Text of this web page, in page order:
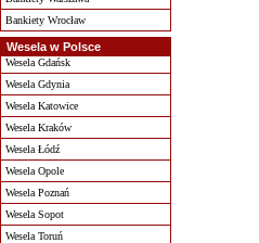
Bankiety Wrocław
Wesela w Polsce
Wesela Gdańsk
Wesela Gdynia
Wesela Katowice
Wesela Kraków
Wesela Łódź
Wesela Opole
Wesela Poznań
Wesela Sopot
Wesela Toruń